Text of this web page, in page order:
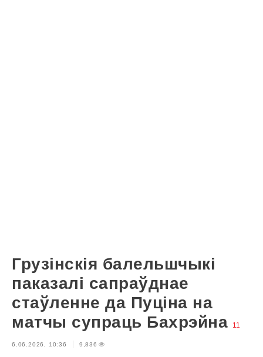
Грузінскія балельшчыкі
паказалі сапраўднае
стаўленне да Пуціна на
матчы супраць Бахрэйна
11
6.06.2026, 10:36 9,836